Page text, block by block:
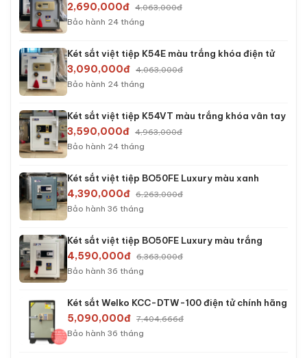
2,690,000đ 4,063,000đ
Bảo hành 24 tháng
Két sắt việt tiệp K54E màu trắng khóa điện tử
3,090,000đ 4,063,000đ
Bảo hành 24 tháng
Két sắt việt tiệp K54VT màu trắng khóa vân tay
3,590,000đ 4,963,000đ
Bảo hành 24 tháng
Két sắt việt tiệp BO50FE Luxury màu xanh
4,390,000đ 6,263,000đ
Bảo hành 36 tháng
Két sắt việt tiệp BO50FE Luxury màu trắng
4,590,000đ 6,363,000đ
Bảo hành 36 tháng
Két sắt Welko KCC-DTW-100 điện tử chính hãng
5,090,000đ 7,404,666đ
Bảo hành 36 tháng